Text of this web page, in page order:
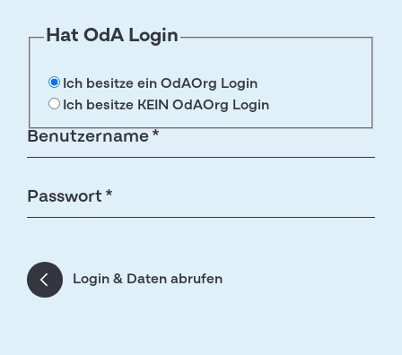
Hat OdA Login
Ich besitze ein OdAOrg Login
Ich besitze KEIN OdAOrg Login
Benutzername *
Passwort *
Login & Daten abrufen